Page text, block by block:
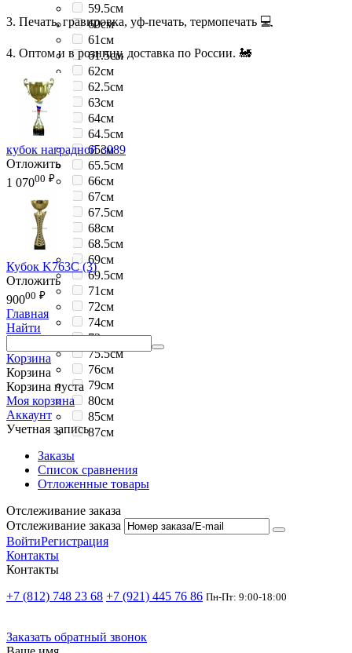
59.5см
60см
61см
61.5см
62см
62.5см
63см
64см
64.5см
65см
65.5см
66см
67см
67.5см
68см
68.5см
69см
69.5см
71см
72см
74см
73см
75.5см
76см
79см
80см
85см
87см
3. Печать, гравировка, уф-печать, термопечать 💻
4. Оптом и в розницу, доставка по России. 🚂
кубок наградной 3089
Отложить
1 07000 ₽
Кубок K763C (3)
Отложить
90000 ₽
Главная
Найти
Корзина
Корзина
Корзина пуста
Моя корзина
Аккаунт
Учетная запись
Заказы
Список сравнения
Отложенные товары
Отслеживание заказа
Отслеживание заказа
ВойтиРегистрация
Контакты
Контакты
+7 (812) 748 23 68 +7 (921) 445 76 86 Пн-Пт: 9:00-18:00
Заказать обратный звонок